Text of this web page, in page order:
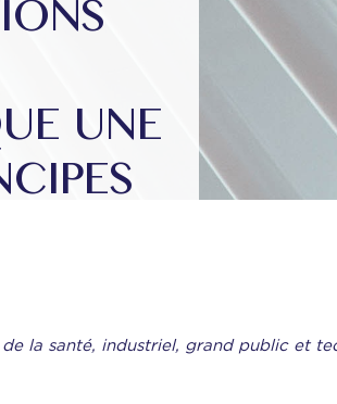
UNE
la santé, industriel, grand public et